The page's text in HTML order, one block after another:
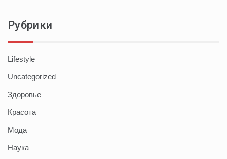
Рубрики
Lifestyle
Uncategorized
Здоровье
Красота
Мода
Наука